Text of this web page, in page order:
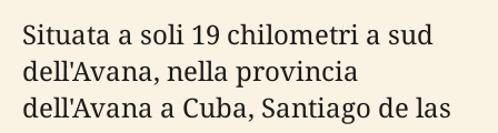
Situata a soli 19 chilometri a sud
dell'Avana, nella provincia
dell'Avana a Cuba, Santiago de las